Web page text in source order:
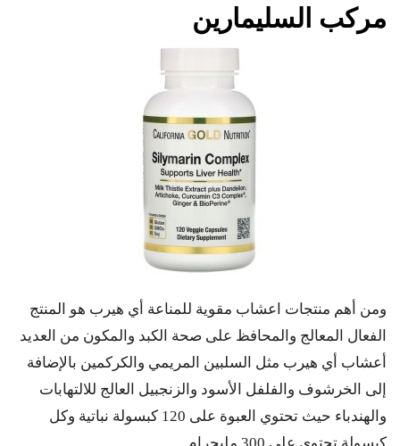
مركب السليمارين
ومن أهم منتجات اعشاب مقوية للمناعة أي هيرب هو المنتج
الفعال المعالج والمحافظ على صحة الكبد والمكون من العديد
أعشاب أي هيرب مثل السلبين المريمي والكركمين بالإضافة
إلى الخرشوف والفلفل الأسود والزنجبيل العالج للالتهابات
والهندباء حيث تحتوي العبوة على 120 كبسولة نباتية وكل